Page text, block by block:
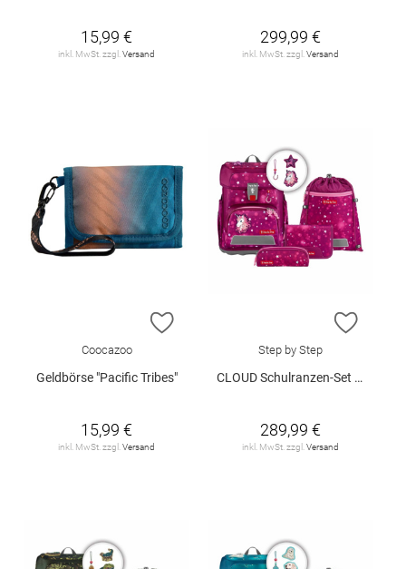
15,99 €
inkl. MwSt. zzgl. Versand
299,99 €
inkl. MwSt. zzgl. Versand
ZUR WUNSCHLISTE HINZUFÜGEN
Coocazoo
Geldbörse "Pacific Tribes"
15,99 €
inkl. MwSt. zzgl. Versand
ZUR
Step by Step
CLOUD Schulranzen-Set "Sweet Unicorn Nuala"
289,99 €
inkl. MwSt. zzgl. Versand